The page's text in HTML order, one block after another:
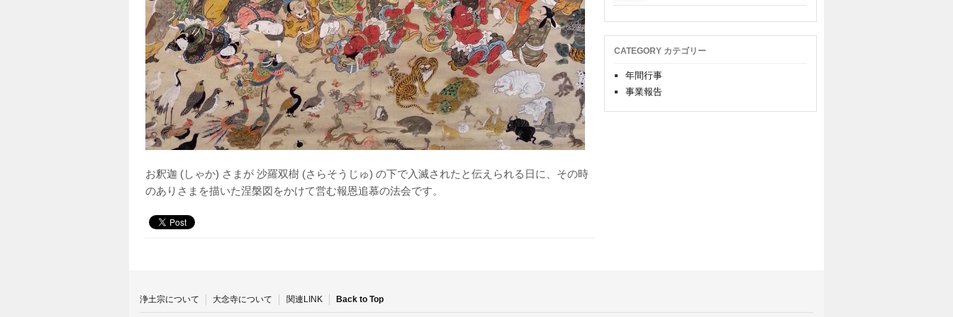
お釈迦 (しゃか) さまが 沙羅双樹 (さらそうじゅ) の下で入滅されたと伝えられる日に、その時
のありさまを描いた涅槃図をかけて営む報恩追慕の法会です。
CATEGORY カテゴリー
年間行事
事業報告
浄土宗について 大念寺について 関連LINK Back to Top